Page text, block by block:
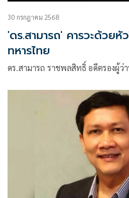
30 กรกฎาคม 2568
'ดร.สามารถ' คารวะด้วยหั
ทหารไทย
ดร.สามารถ ราชพลสิทธิ์ อดีตรองผู้ว่